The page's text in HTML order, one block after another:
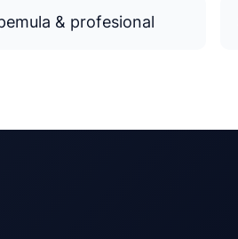
& profesional